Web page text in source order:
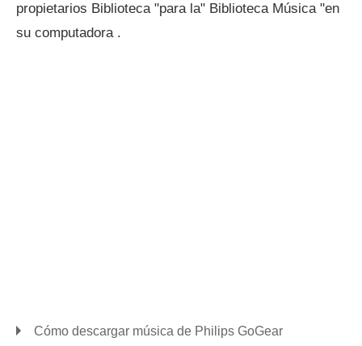
propietarios Biblioteca "para la" Biblioteca Música "en
su computadora .
Cómo descargar música de Philips GoGear